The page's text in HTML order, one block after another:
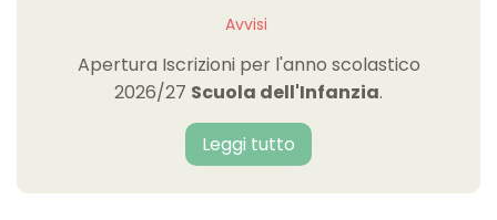
Avvisi
Apertura Iscrizioni per l'anno scolastico
2026/27 Scuola dell'Infanzia.
Leggi tutto